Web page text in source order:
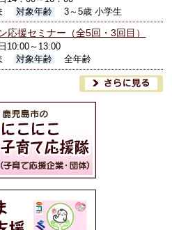
対象年齢 3～5歳 小学生
応援セミナー（全5回・3回目）
10:00～13:00
対象年齢 全年齢